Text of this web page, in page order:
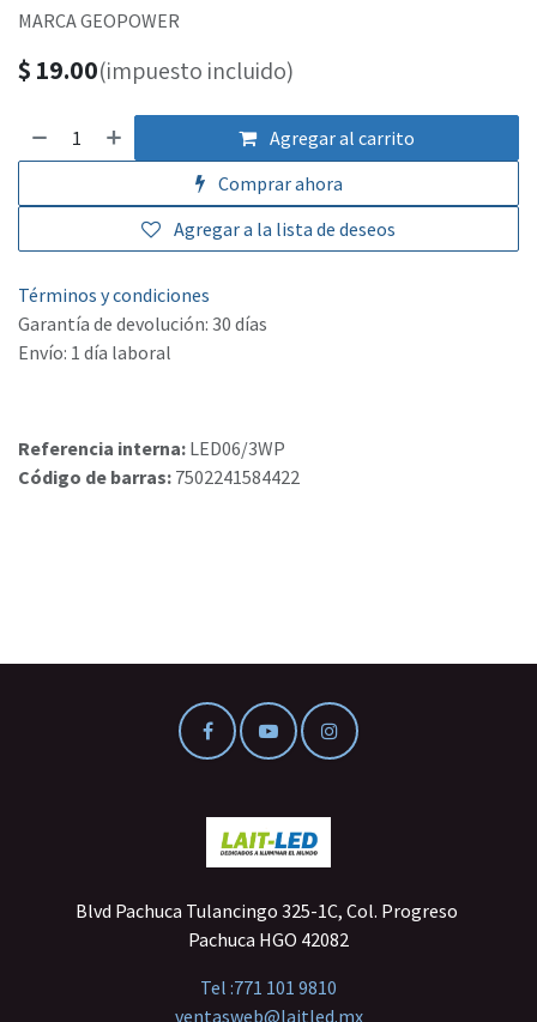
MARCA GEOPOWER
$ 19.00(impuesto incluido)
Agregar al carrito
Comprar ahora
Agregar a la lista de deseos
Términos y condiciones
Garantía de devolución: 30 días
Envío: 1 día laboral
Referencia interna: LED06/3WP
Código de barras: 7502241584422
Blvd Pachuca Tulancingo 325-1C, Col. Progreso
Pachuca HGO 42082
Tel :771 101 9810
ventasweb@laitled.mx